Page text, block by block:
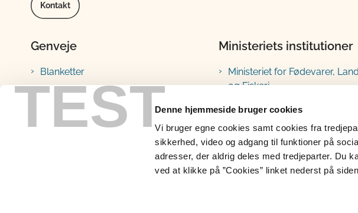
TESTDenne hjemmeside bruger cookies
Vi bruger egne cookies samt cookies fra
sikkerhed, video og adgang til funktioner på
adresser, der aldrig deles med tredjeparter. Du
ved at klikke på ”Cookies” linket nederst på
Kontakt
Genveje
Blanketter
Vejledninger
Lovstof
Prøveresultater
Ministeriets institutioner
Ministeriet for Fødevarer,
og Fiskeri
Fødevarestyrelsen
Landbrugsstyrelsen
Fiskeristyrelsen